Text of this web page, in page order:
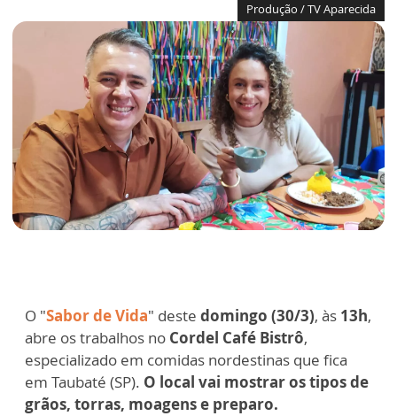
Produção / TV Aparecida
O "Sabor de Vida" deste domingo (30/3), às 13h,
abre os trabalhos no Cordel Café Bistrô,
especializado em comidas nordestinas que fica
em Taubaté (SP). O local vai mostrar os tipos de
grãos, torras, moagens e preparo.